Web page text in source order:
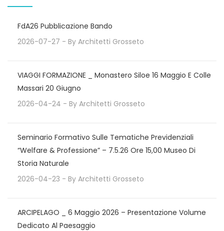
FdA26 Pubblicazione Bando
2026-07-27 - By Architetti Grosseto
VIAGGI FORMAZIONE _ Monastero Siloe 16 Maggio E Colle
Massari 20 Giugno
2026-04-24 - By Architetti Grosseto
Seminario Formativo Sulle Tematiche Previdenziali
“Welfare & Professione” – 7.5.26 Ore 15,00 Museo Di
Storia Naturale
2026-04-23 - By Architetti Grosseto
ARCIPELAGO _ 6 Maggio 2026 – Presentazione Volume
Dedicato Al Paesaggio